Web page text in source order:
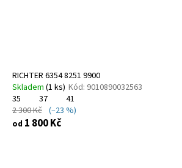
RICHTER 6354 8251 9900
Skladem (1 ks) Kód: 9010890032563
35
37
41
2 300 Kč (–23 %)
od 1 800 Kč